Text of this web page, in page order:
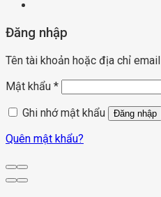
Đăng nhập
Tên tài khoản hoặc địa chỉ email
Mật khẩu *
Ghi nhớ mật khẩu
Đăng nhập
Quên mật khẩu?